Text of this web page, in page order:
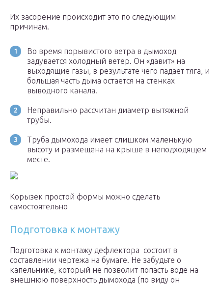
Их засорение происходит это по следующим
причинам.
Во время порывистого ветра в дымоход
задувается холодный ветер. Он «давит» на
выходящие газы, в результате чего падает тяга, и
большая часть дыма остается на стенках
выводного канала.
Неправильно рассчитан диаметр вытяжной
трубы.
Труба дымохода имеет слишком маленькую
высоту и размещена на крыше в неподходящем
месте.
Корызек простой формы можно сделать
самостоятельно
Подготовка к монтажу
Подготовка к монтажу дефлектора состоит в
составлении чертежа на бумаге. Не забудьте о
капельнике, который не позволит попасть воде на
внешнюю поверхность дымохода (по виду он